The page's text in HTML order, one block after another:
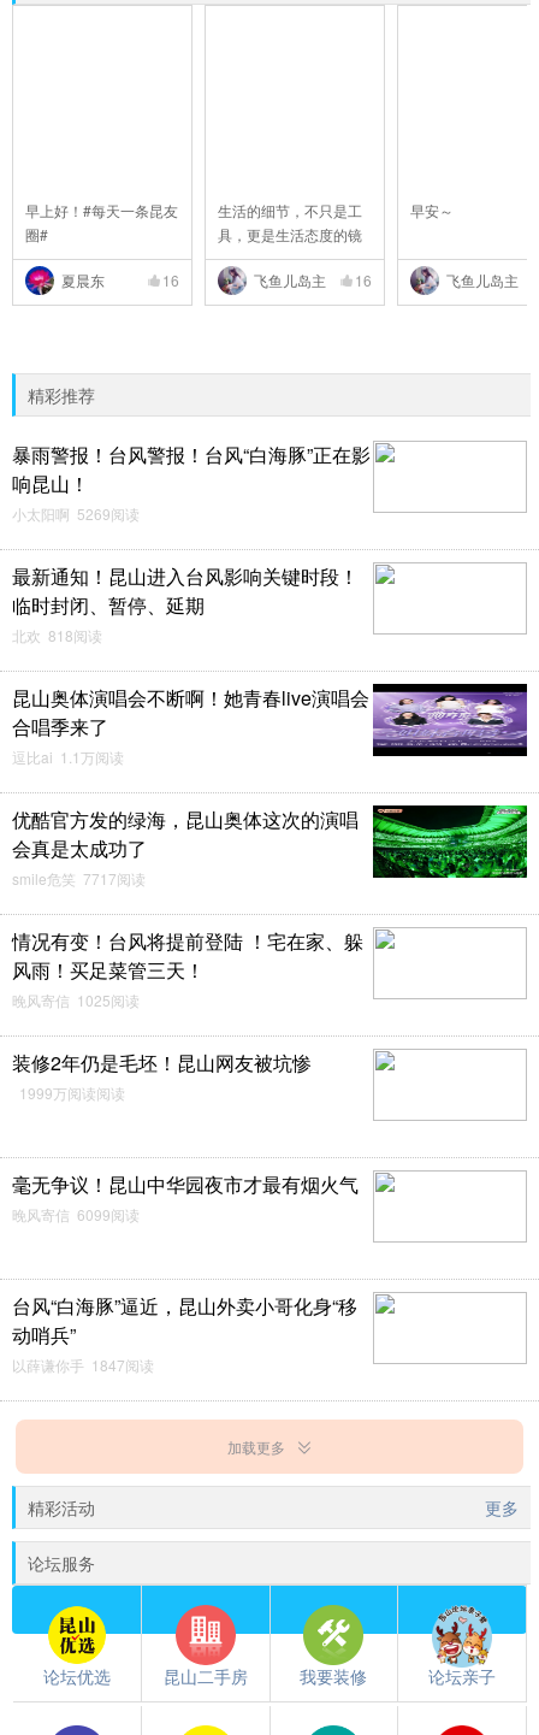
早上好！#每天一条昆友
圈#
夏晨东 16
生活的细节，不只是工
具，更是生活态度的镜
..
飞鱼儿岛主
16
早安～
飞鱼儿岛主
精彩推荐
暴雨警报！台风警报！台风“白海豚”正在影
响昆山！
小太阳啊 5269阅读
最新通知！昆山进入台风影响关键时段！
临时封闭、暂停、延期
北欢 818阅读
昆山奥体演唱会不断啊！她青春live演唱会
合唱季来了
逗比ai 1.1万阅读
优酷官方发的绿海，昆山奥体这次的演唱
会真是太成功了
smile危笑 7717阅读
情况有变！台风将提前登陆 ！宅在家、躲
风雨！买足菜管三天！
晚风寄信 1025阅读
装修2年仍是毛坯！昆山网友被坑惨
1999万阅读阅读
毫无争议！昆山中华园夜市才最有烟火气
晚风寄信 6099阅读
台风“白海豚”逼近，昆山外卖小哥化身“移
动哨兵”
以薛谦你手 1847阅读
加载更多
精彩活动 更多
论坛服务
论坛优选 昆山二手房 我要装修 论坛亲子